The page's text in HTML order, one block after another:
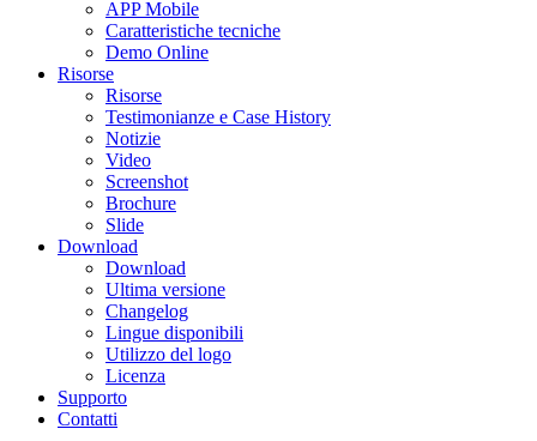
APP Mobile
Caratteristiche tecniche
Demo Online
Risorse
Risorse
Testimonianze e Case History
Notizie
Video
Screenshot
Brochure
Slide
Download
Download
Ultima versione
Changelog
Lingue disponibili
Utilizzo del logo
Licenza
Supporto
Contatti